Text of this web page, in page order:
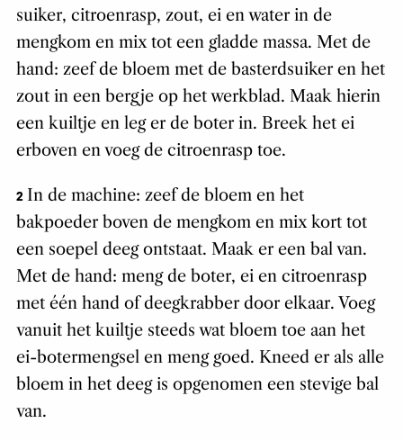
suiker, citroenrasp, zout, ei en water in de
mengkom en mix tot een gladde massa. Met de
hand: zeef de bloem met de basterdsuiker en het
zout in een bergje op het werkblad. Maak hierin
een kuiltje en leg er de boter in. Breek het ei
erboven en voeg de citroenrasp toe.
2In de machine: zeef de bloem en het
bakpoeder boven de mengkom en mix kort tot
een soepel deeg ontstaat. Maak er een bal van.
Met de hand: meng de boter, ei en citroenrasp
met één hand of deegkrabber door elkaar. Voeg
vanuit het kuiltje steeds wat bloem toe aan het
ei-botermengsel en meng goed. Kneed er als alle
bloem in het deeg is opgenomen een stevige bal
van.